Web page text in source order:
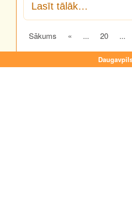
Lasīt tālāk…
Sākums « ... 20 ...